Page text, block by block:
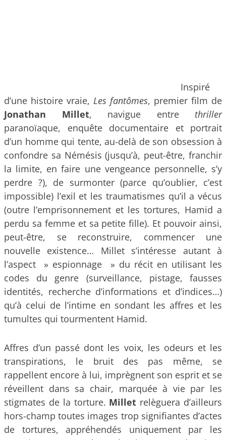
Inspiré
d’une histoire vraie, Les fantômes, premier film de
Jonathan Millet, navigue entre thriller
paranoïaque, enquête documentaire et portrait
d’un homme qui tente, au-delà de son obsession à
confondre sa Némésis (jusqu’à, peut-être, franchir
la limite, en faire une vengeance personnelle, s’y
perdre ?), de surmonter (parce qu’oublier, c’est
impossible) l’exil et les traumatismes qu’il a vécus
(outre l’emprisonnement et les tortures, Hamid a
perdu sa femme et sa petite fille). Et pouvoir ainsi,
peut-être, se reconstruire, commencer une
nouvelle existence… Millet s’intéresse autant à
l’aspect » espionnage » du récit en utilisant les
codes du genre (surveillance, pistage, fausses
identités, recherche d’informations et d’indices…)
qu’à celui de l’intime en sondant les affres et les
tumultes qui tourmentent Hamid.
Affres d’un passé dont les voix, les odeurs et les
transpirations, le bruit des pas même, se
rappellent encore à lui, imprègnent son esprit et se
réveillent dans sa chair, marquée à vie par les
stigmates de la torture. Millet relèguera d’ailleurs
hors-champ toutes images trop signifiantes d’actes
de tortures, appréhendés uniquement par les